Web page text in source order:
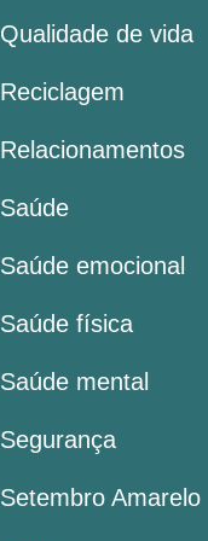
Qualidade de vida
Reciclagem
Relacionamentos
Saúde
Saúde emocional
Saúde física
Saúde mental
Segurança
Setembro Amarelo